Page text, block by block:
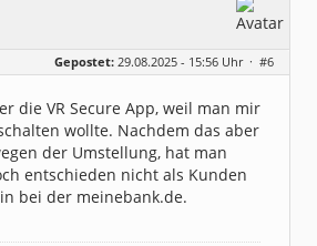
Gepostet: 29.08.2025 - 15:56 Uhr · #6
die VR Secure App, weil man mir
wollte. Nachdem das aber
der Umstellung, hat man
entschieden nicht als Kunden
bei der meinebank.de.